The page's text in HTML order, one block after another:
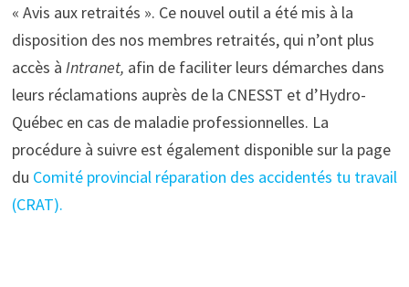
« Avis aux retraités ». Ce nouvel outil a été mis à la
disposition des nos membres retraités, qui n’ont plus
accès à Intranet, afin de faciliter leurs démarches dans
leurs réclamations auprès de la CNESST et d’Hydro-
Québec en cas de maladie professionnelles. La
procédure à suivre est également disponible sur la page
du Comité provincial réparation des accidentés tu travail
(CRAT).